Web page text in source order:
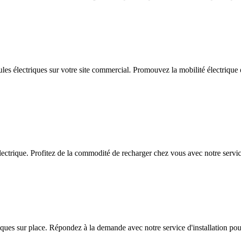
électriques sur votre site commercial. Promouvez la mobilité
Profitez de la commodité de recharger chez vous avec notre
sur place. Répondez à la demande avec notre service d'installation